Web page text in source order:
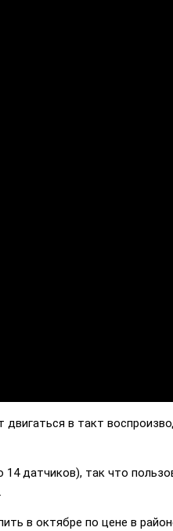
в такт
14 датчиков), так что
в октябре по цене в